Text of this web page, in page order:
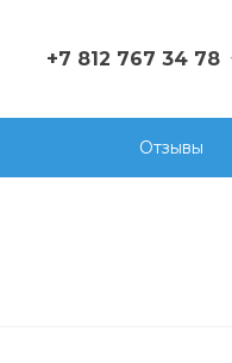
+7 812 767 34 78
г. Санкт-Петербург, Ул.
Седова д.107 лит. А, офис
206
Отзывы